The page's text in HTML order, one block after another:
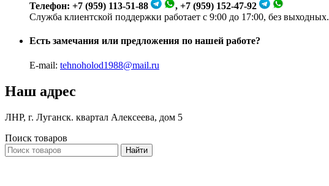
Телефон: +7 (959) 113-51-88
, +7 (959) 152-47-92
Служба клиентской поддержки работает с 9:00 до 17:00, без выходных.
Есть замечания или предложения по нашей работе?
E-mail: tehnoholod1988@mail.ru
Наш адрес
ЛНР, г. Луганск. квартал Алексеева, дом 5
Поиск товаров